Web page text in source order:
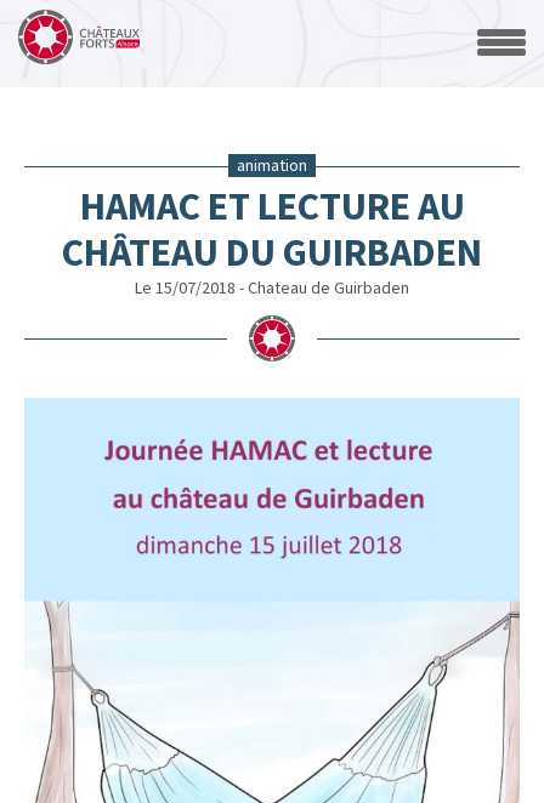
animation
HAMAC ET LECTURE AU
CHÂTEAU DU GUIRBADEN
Le 15/07/2018 - Chateau de Guirbaden